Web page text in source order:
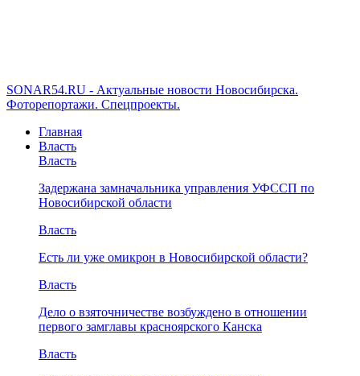
SONAR54.RU - Актуальные новости Новосибирска.
Фоторепортажи. Спецпроекты.
Главная
Власть
Власть
Задержана замначальника управления УФССП по
Новосибирской области
Власть
Есть ли уже омикрон в Новосибирской области?
Власть
Дело о взяточничестве возбуждено в отношении
первого замглавы красноярского Канска
Власть